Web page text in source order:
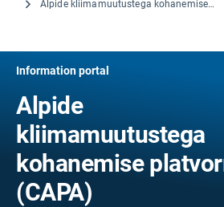
Alpide kliimamuutustega kohanemise platvorm (CAPA)
Information portal
Alpide
kliimamuutustega
kohanemise
(CAPA)